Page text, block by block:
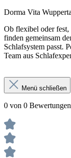
Dorma Vita
Ob flexibel oder
finden gemeinsam
Schlafsystem passt.
Team aus
Menü schließen
0 von 0 Bewertungen